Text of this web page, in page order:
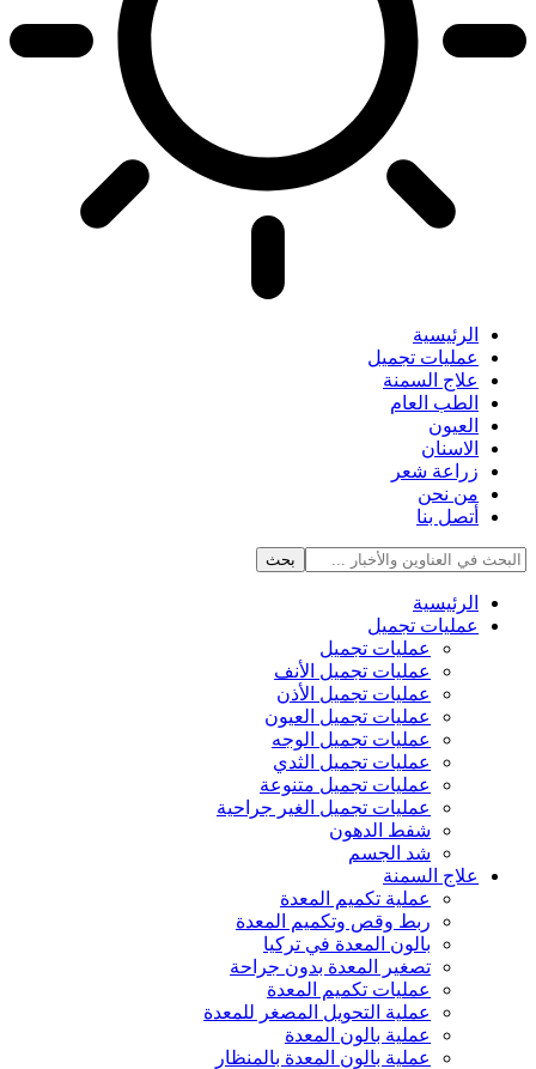
الرئيسية
عمليات تجميل
علاج السمنة
الطب العام
العيون
الاسنان
زراعة شعر
من نحن
أتصل بنا
الرئيسية
عمليات تجميل
عمليات تجميل
عمليات تجميل الأنف
عمليات تجميل الأذن
عمليات تجميل العيون
عمليات تجميل الوجه
عمليات تجميل الثدي
عمليات تجميل متنوعة
عمليات تجميل الغير جراحية
شفط الدهون
شد الجسم
علاج السمنة
عملية تكميم المعدة
ربط وقص وتكميم المعدة
بالون المعدة في تركيا
تصغير المعدة بدون جراحة
عمليات تكميم المعدة
عملية التحويل المصغر للمعدة
عملية بالون المعدة
عملية بالون المعدة بالمنظار